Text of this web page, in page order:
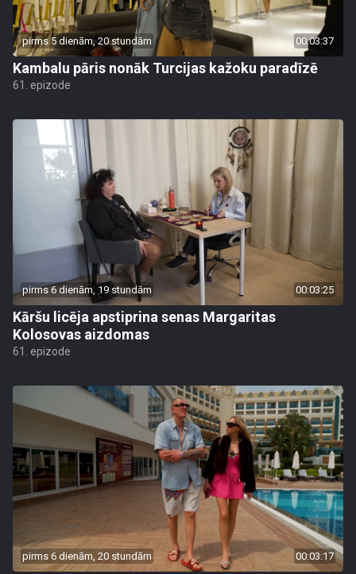
pirms 5 dienām, 20 stundām 00:03:37
Kambalu pāris nonāk Turcijas kažoku paradīzē
61. epizode
pirms 6 dienām, 19 stundām 00:03:25
Kāršu licēja apstiprina senas Margaritas
Kolosovas aizdomas
61. epizode
pirms 6 dienām, 20 stundām 00:03:17